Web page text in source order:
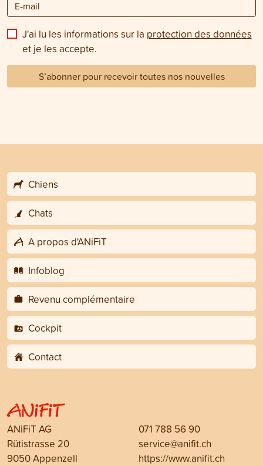
J'ai lu les informations sur la protection des données
et je les accepte.
S’abonner pour recevoir toutes nos nouvelles
Chiens
Chats
A propos d'ANiFiT
Infoblog
Revenu complémentaire
Cockpit
Contact
ANiFiT AG
Rütistrasse 20
9050 Appenzell
071 788 56 90
service@anifit.ch
https://www.anifit.ch